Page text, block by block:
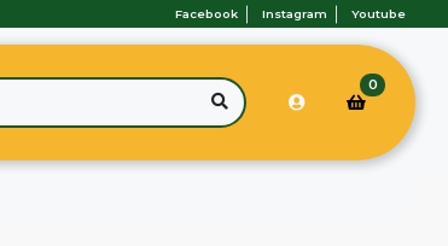
Facebook Instagram Youtube
0